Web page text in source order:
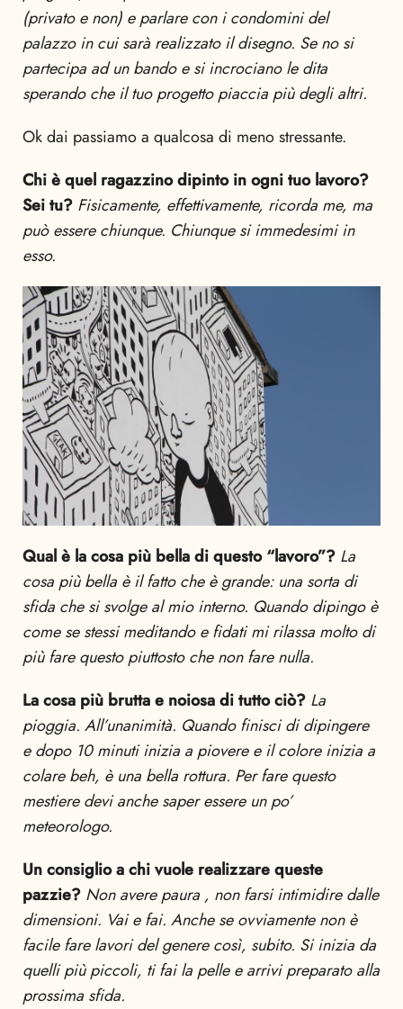
(privato e non) e parlare con i condomini del
palazzo in cui sarà realizzato il disegno. Se no si
partecipa ad un bando e si incrociano le dita
sperando che il tuo progetto piaccia più degli altri.
Ok dai passiamo a qualcosa di meno stressante.
Chi è quel ragazzino dipinto in ogni tuo lavoro?
Sei tu? Fisicamente, effettivamente, ricorda me, ma
può essere chiunque. Chiunque si immedesimi in
esso.
Qual è la cosa più bella di questo “lavoro”? La
cosa più bella è il fatto che è grande: una sorta di
sfida che si svolge al mio interno. Quando dipingo è
come se stessi meditando e fidati mi rilassa molto di
più fare questo piuttosto che non fare nulla.
La cosa più brutta e noiosa di tutto ciò? La
pioggia. All’unanimità. Quando finisci di dipingere
e dopo 10 minuti inizia a piovere e il colore inizia a
colare beh, è una bella rottura. Per fare questo
mestiere devi anche saper essere un po’
meteorologo.
Un consiglio a chi vuole realizzare queste
pazzie? Non avere paura , non farsi intimidire dalle
dimensioni. Vai e fai. Anche se ovviamente non è
facile fare lavori del genere così, subito. Si inizia da
quelli più piccoli, ti fai la pelle e arrivi preparato alla
prossima sfida.